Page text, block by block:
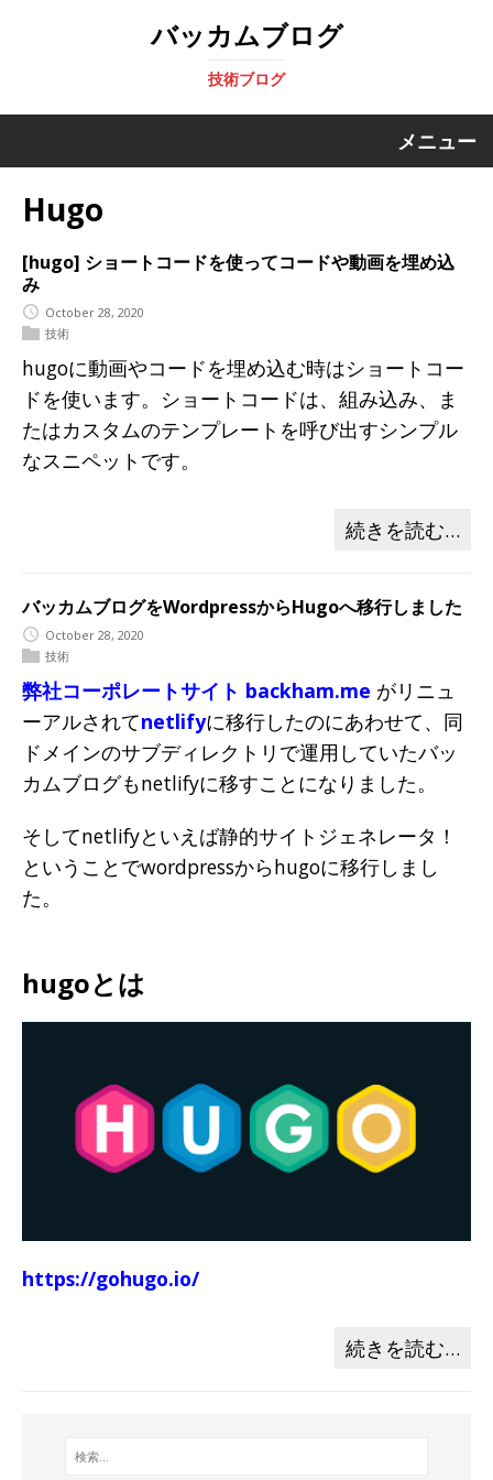
バッカムブログ
技術ブログ
メニュー
Hugo
[hugo] ショートコードを使ってコードや動画を埋め込
み
October 28, 2020
技術
hugoに動画やコードを埋め込む時はショートコー
ドを使います。ショートコードは、組み込み、ま
たはカスタムのテンプレートを呼び出すシンプル
なスニペットです。
続きを読む…
バッカムブログをWordpressからHugoへ移行しました
October 28, 2020
技術
弊社コーポレートサイト backham.me がリニュ
ーアルされてnetlifyに移行したのにあわせて、同
ドメインのサブディレクトリで運用していたバッ
カムブログもnetlifyに移すことになりました。
そしてnetlifyといえば静的サイトジェネレータ！
ということでwordpressからhugoに移行しまし
た。
hugoとは
https://gohugo.io/
続きを読む…